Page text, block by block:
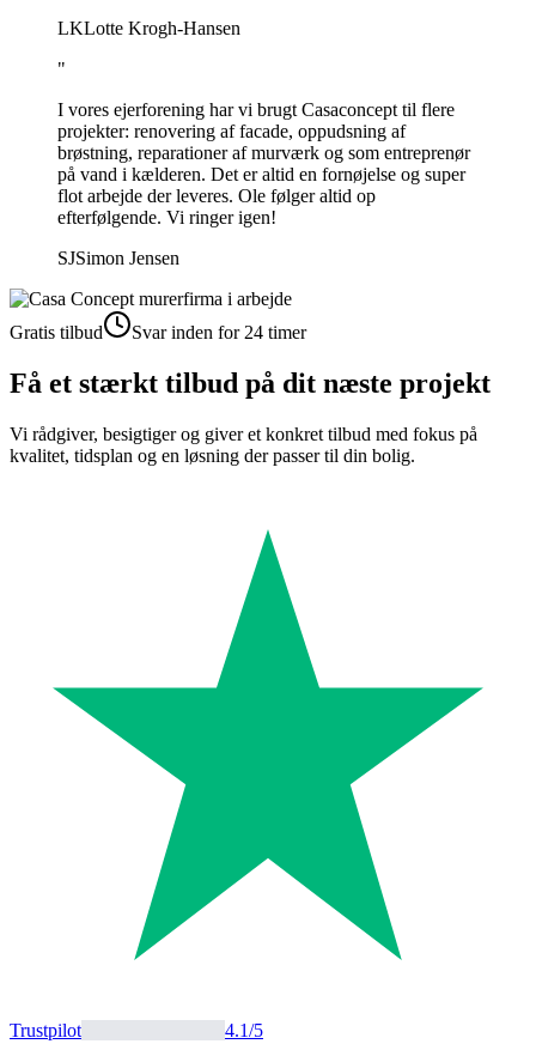
LKLotte Krogh-Hansen
"
I vores ejerforening har vi brugt Casaconcept til flere
projekter: renovering af facade, oppudsning af
brøstning, reparationer af murværk og som entreprenør
på vand i kælderen. Det er altid en fornøjelse og super
flot arbejde der leveres. Ole følger altid op
efterfølgende. Vi ringer igen!
SJSimon Jensen
Gratis tilbud Svar inden for 24 timer
Få et stærkt tilbud på dit næste projekt
Vi rådgiver, besigtiger og giver et konkret tilbud med fokus på
kvalitet, tidsplan og en løsning der passer til din bolig.
Trustpilot 4.1/5